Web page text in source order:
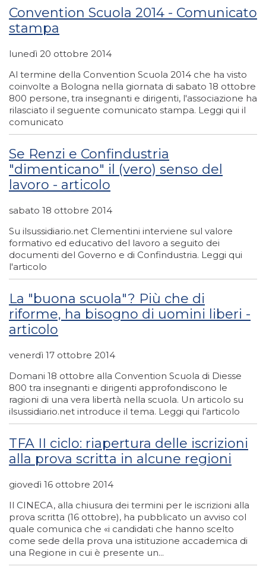
Convention Scuola 2014 - Comunicato
stampa
lunedì 20 ottobre 2014
Al termine della Convention Scuola 2014 che ha visto
coinvolte a Bologna nella giornata di sabato 18 ottobre
800 persone, tra insegnanti e dirigenti, l'associazione ha
rilasciato il seguente comunicato stampa. Leggi qui il
comunicato
Se Renzi e Confindustria
"dimenticano" il (vero) senso del
lavoro - articolo
sabato 18 ottobre 2014
Su ilsussidiario.net Clementini interviene sul valore
formativo ed educativo del lavoro a seguito dei
documenti del Governo e di Confindustria. Leggi qui
l'articolo
La "buona scuola"? Più che di
riforme, ha bisogno di uomini liberi -
articolo
venerdì 17 ottobre 2014
Domani 18 ottobre alla Convention Scuola di Diesse
800 tra insegnanti e dirigenti approfondiscono le
ragioni di una vera libertà nella scuola. Un articolo su
ilsussidiario.net introduce il tema. Leggi qui l'articolo
TFA II ciclo: riapertura delle iscrizioni
alla prova scritta in alcune regioni
giovedì 16 ottobre 2014
Il CINECA, alla chiusura dei termini per le iscrizioni alla
prova scritta (16 ottobre), ha pubblicato un avviso col
quale comunica che «i candidati che hanno scelto
come sede della prova una istituzione accademica di
una Regione in cui è presente un...